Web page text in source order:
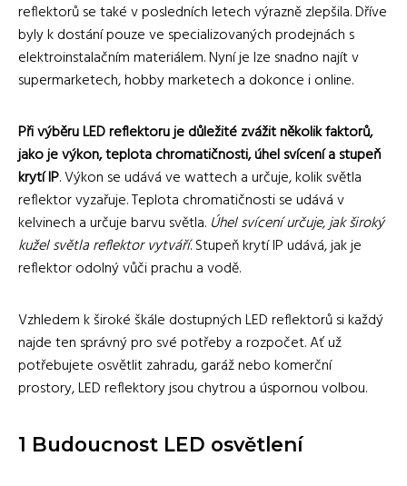
reflektorů se také v posledních letech výrazně zlepšila. Dříve
byly k dostání pouze ve specializovaných prodejnách s
elektroinstalačním materiálem. Nyní je lze snadno najít v
supermarketech, hobby marketech a dokonce i online.
Při výběru LED reflektoru je důležité zvážit několik faktorů,
jako je výkon, teplota chromatičnosti, úhel svícení a stupeň
krytí IP. Výkon se udává ve wattech a určuje, kolik světla
reflektor vyzařuje. Teplota chromatičnosti se udává v
kelvinech a určuje barvu světla. Úhel svícení určuje, jak široký
kužel světla reflektor vytváří. Stupeň krytí IP udává, jak je
reflektor odolný vůči prachu a vodě.
Vzhledem k široké škále dostupných LED reflektorů si každý
najde ten správný pro své potřeby a rozpočet. Ať už
potřebujete osvětlit zahradu, garáž nebo komerční
prostory, LED reflektory jsou chytrou a úspornou volbou.
1 Budoucnost LED osvětlení